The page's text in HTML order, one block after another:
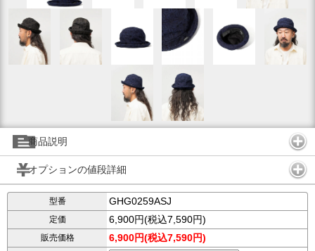
商品説明
オプションの値段詳細
型番 GHG0259ASJ
定価 6,900円(税込7,590円)
販売価格 6,900円(税込7,590円)